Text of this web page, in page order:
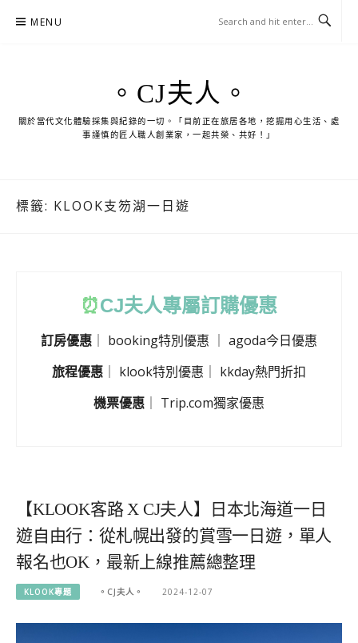
MENU
。CJ夫人。
關於當代文化體驗採集與紀錄的一切。「目前正在旅居各地，挖掘用心生活、處
事謹慎的匠人職人創業家，一起共榮、共好！」
標籤: KLOOK支笏湖一日遊
⏰CJ夫人專屬訂購優惠
訂房優惠 booking特別優惠
agoda今日優惠
旅程優惠
klook特別優惠
kkday熱門折扣
機票優惠
Trip.com獨家優惠
【KLOOK客路 X CJ夫人】日本北海道一日
遊自由行：從札幌出發的賞雪一日遊，單人
報名也OK，最新上線推薦總整理
KLOOK專題 。CJ夫人。 2024-12-07